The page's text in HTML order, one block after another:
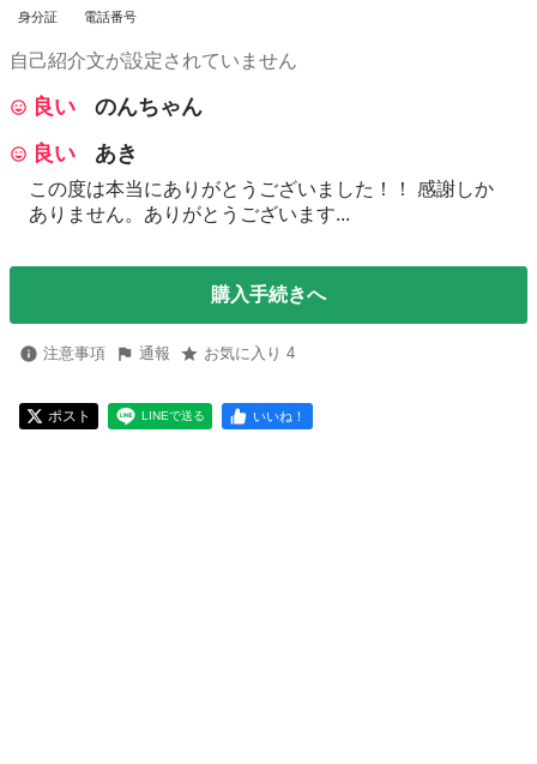
身分証 電話番号
自己紹介文が設定されていません
良い
のんちゃん
良い
あき
この度は本当にありがとうございました！！ 感謝しか
ありません。ありがとうございます...
購入手続きへ
注意事項 通報 お気に入り 4
ポスト LINEで送る いいね！